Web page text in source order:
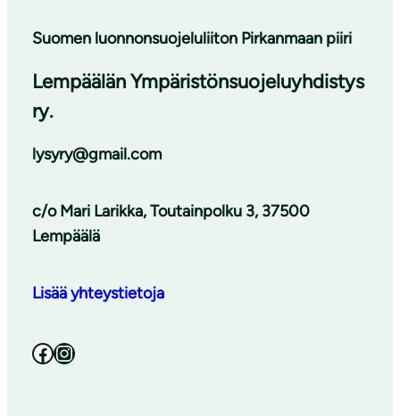
Suomen luonnonsuojeluliiton Pirkanmaan piiri
Lempäälän Ympäristönsuojeluyhdistys
ry.
lysyry@gmail.com
c/o Mari Larikka, Toutainpolku 3, 37500
Lempäälä
Lisää yhteystietoja
Facebook Instagram